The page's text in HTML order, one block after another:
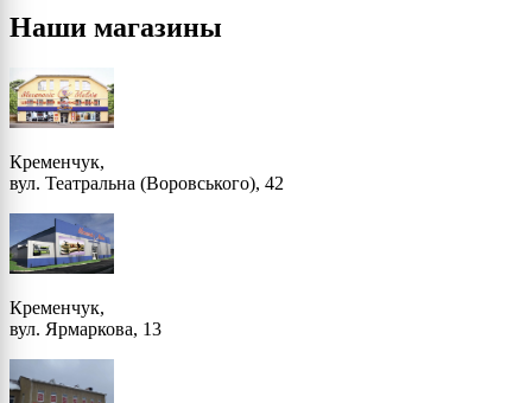
Наши магазины
Кременчук,
вул. Театральна (Воровського), 42
Кременчук,
вул. Ярмаркова, 13